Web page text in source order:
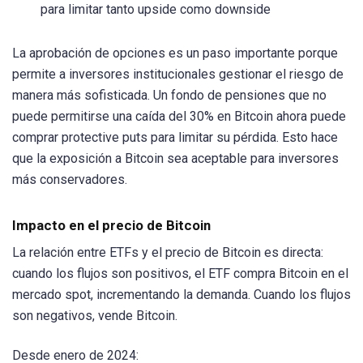
para limitar tanto upside como downside
La aprobación de opciones es un paso importante porque
permite a inversores institucionales gestionar el riesgo de
manera más sofisticada. Un fondo de pensiones que no
puede permitirse una caída del 30% en Bitcoin ahora puede
comprar protective puts para limitar su pérdida. Esto hace
que la exposición a Bitcoin sea aceptable para inversores
más conservadores.
Impacto en el precio de Bitcoin
La relación entre ETFs y el precio de Bitcoin es directa:
cuando los flujos son positivos, el ETF compra Bitcoin en el
mercado spot, incrementando la demanda. Cuando los flujos
son negativos, vende Bitcoin.
Desde enero de 2024: